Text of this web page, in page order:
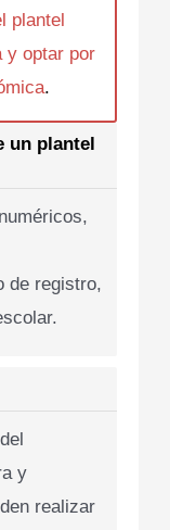
plantel
y optar por
.
un plantel
de registro,
y
realizar